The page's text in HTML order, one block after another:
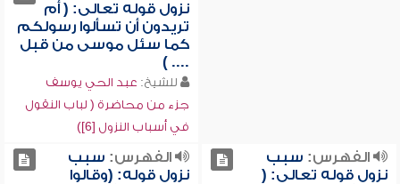
نزول قوله تعالى: ( أم
تريدون أن تسألوا رسولكم
كما سئل موسى من قبل
.... )
للشيخ: عبد الحي يوسف
جزء من محاضرة ( لباب النقول
في أسباب النزول [6])
الفهرس: سبب
نزول قوله تعالى: (
الفهرس: سبب
نزول قوله: (وقالوا